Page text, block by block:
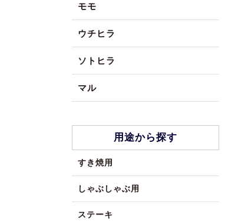
モモ
ウチヒラ
ソトヒラ
マル
用途から探す
すき焼用
しゃぶしゃぶ用
ステーキ